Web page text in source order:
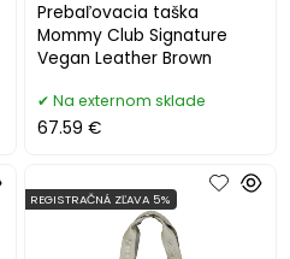
Prebaľovacia taška
Mommy Club Signature
Vegan Leather Brown
Na externom sklade
67.59 €
REGISTRAČNÁ ZĽAVA 5%